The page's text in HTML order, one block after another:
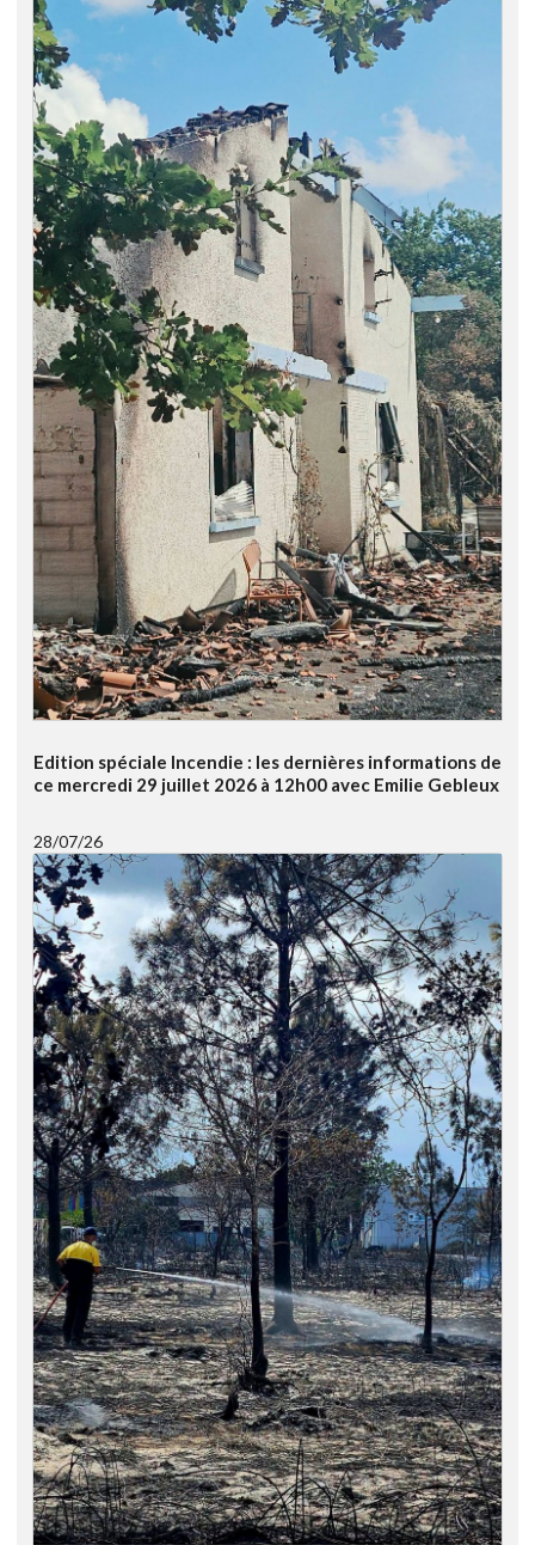
Edition spéciale Incendie : les dernières informations de
ce mercredi 29 juillet 2026 à 12h00 avec Emilie Gebleux
28/07/26